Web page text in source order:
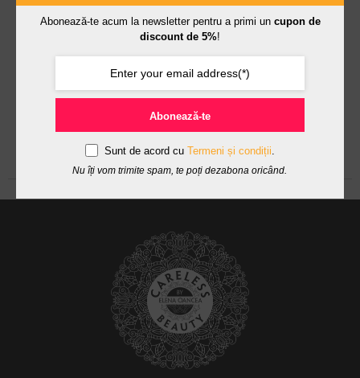
Abonează-te acum la newsletter pentru a primi un cupon de
discount de 5%!
Abonează-te
Sunt de acord cu Termeni și condiții.
Nu îți vom trimite spam, te poți dezabona oricând.